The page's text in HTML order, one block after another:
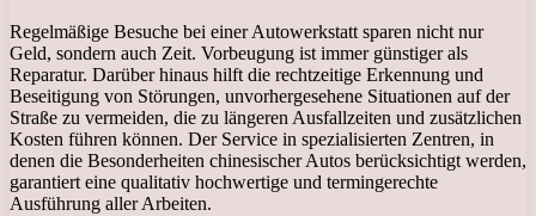
Regelmäßige Besuche bei einer Autowerkstatt sparen nicht nur
Geld, sondern auch Zeit. Vorbeugung ist immer günstiger als
Reparatur. Darüber hinaus hilft die rechtzeitige Erkennung und
Beseitigung von Störungen, unvorhergesehene Situationen auf der
Straße zu vermeiden, die zu längeren Ausfallzeiten und zusätzlichen
Kosten führen können. Der Service in spezialisierten Zentren, in
denen die Besonderheiten chinesischer Autos berücksichtigt werden,
garantiert eine qualitativ hochwertige und termingerechte
Ausführung aller Arbeiten.